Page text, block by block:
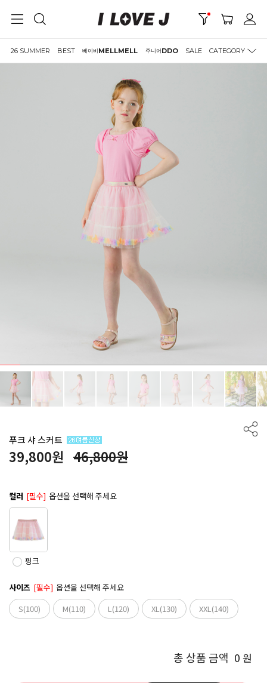
26 SUMMER BEST 베이비MELLMELL 주니어DDO SALE CATEGORY
푸크 샤 스커트
39,800원 46,800원
컬러 [필수] 옵션을 선택해 주세요
핑크
사이즈 [필수] 옵션을 선택해 주세요
S(100)
M(110) L(120) XL(130) XXL(140)
총 상품 금액 0 원